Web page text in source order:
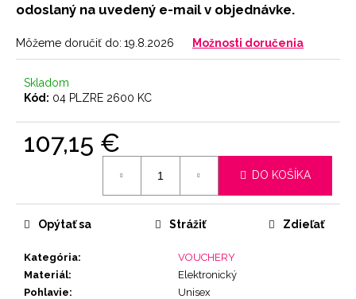
odoslaný na uvedený e-mail v objednávke.
Môžeme doručiť do: 19.8.2026 Možnosti doručenia
Skladom
Kód: 04 PLZRE 2600 KC
107,15 €
DO KOŠÍKA
Kategória:
VOUCHERY
Materiál:
Elektronický
Pohlavie: Unisex
Opýtať sa Strážiť Zdieľať
SKIN
€